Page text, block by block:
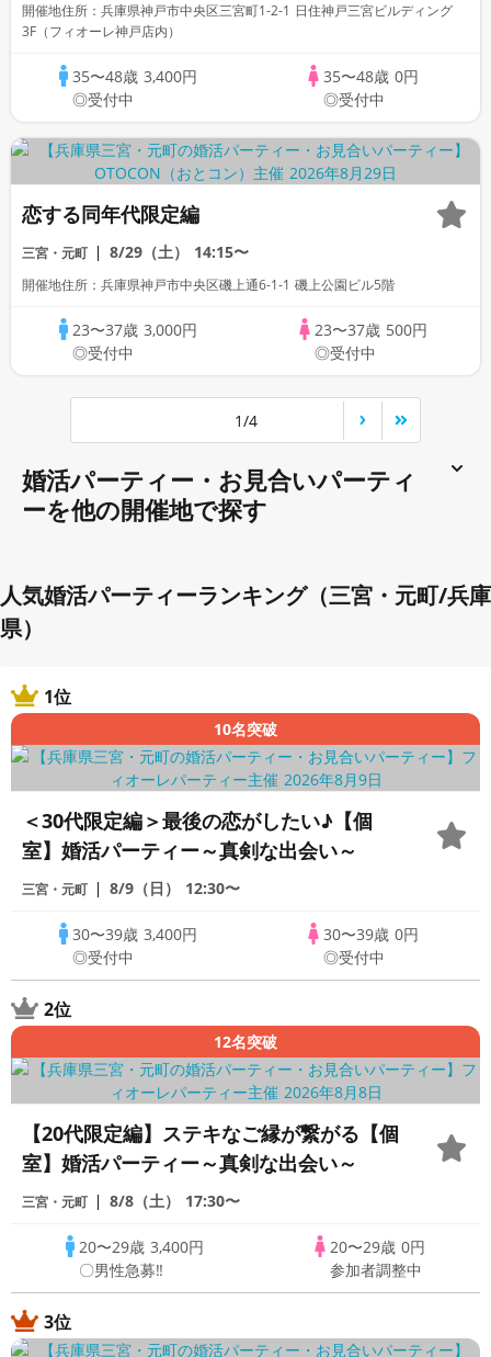
開催地住所：兵庫県神戸市中央区三宮町1-2-1 日住神戸三宮ビルディング
3F（フィオーレ神戸店内）
35〜48歳 3,400円
◎受付中
35〜48歳 0円
◎受付中
恋する同年代限定編
三宮・元町 8/29（土） 14:15〜
開催地住所：兵庫県神戸市中央区磯上通6-1-1 磯上公園ビル5階
23〜37歳 3,000円
◎受付中
23〜37歳 500円
◎受付中
1/4
婚活パーティー・お見合いパーティ
ーを他の開催地で探す
人気婚活パーティーランキング（三宮・元町/兵庫
県）
1位
10名突破
＜30代限定編＞最後の恋がしたい♪【個
室】婚活パーティー～真剣な出会い～
三宮・元町 8/9（日） 12:30〜
30〜39歳 3,400円
◎受付中
30〜39歳 0円
◎受付中
2位
12名突破
【20代限定編】ステキなご縁が繋がる【個
室】婚活パーティー～真剣な出会い～
三宮・元町 8/8（土） 17:30〜
20〜29歳 3,400円
〇男性急募‼
20〜29歳 0円
参加者調整中
3位